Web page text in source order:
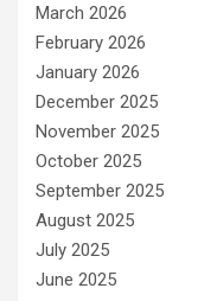
March 2026
February 2026
January 2026
December 2025
November 2025
October 2025
September 2025
August 2025
July 2025
June 2025